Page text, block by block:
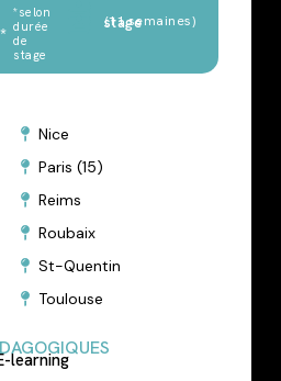
*selon
durée
de
stage
stage
(11 semaines)
Nice
Paris (15)
Reims
Roubaix
St-Quentin
Toulouse
learning